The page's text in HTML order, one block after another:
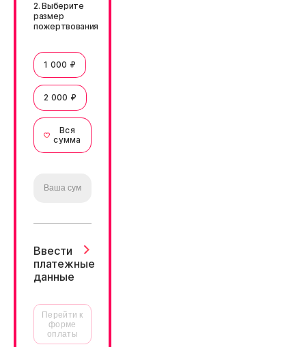
2. Выберите
размер
пожертвования
1 000 ₽
2 000 ₽
Вся
сумма
Ввести
платежные
данные
Перейти к
форме
оплаты